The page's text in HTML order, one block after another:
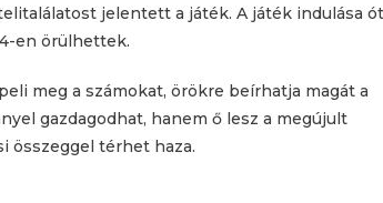
jelentett a játék. A játék indulása
en örülhettek.
meg a számokat, örökre beírhatja magát a
gazdagodhat, hanem ő lesz a megújult
összeggel térhet haza.